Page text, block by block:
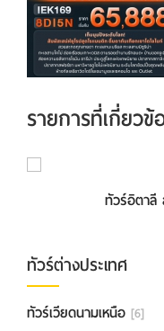
รายการที่เกี่ยวข้
ทัวร์อิตาลี
ทัวร์อิตา
ทัวร์ต่างประเทศ
ทัวร์เวียดนามเหนือ [6]